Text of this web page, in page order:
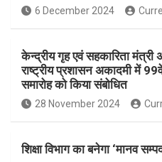
6 December 2024
केन्द्रीय गृह एवं सहकारिता मंत्री
राष्ट्रीय प्रशासन अकादमी में
समारोह को किया संबोधित
28 November 2024
शिक्षा विभाग का बनेगा ‘मानव